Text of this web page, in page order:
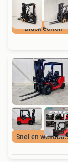
Black editon
Snel en